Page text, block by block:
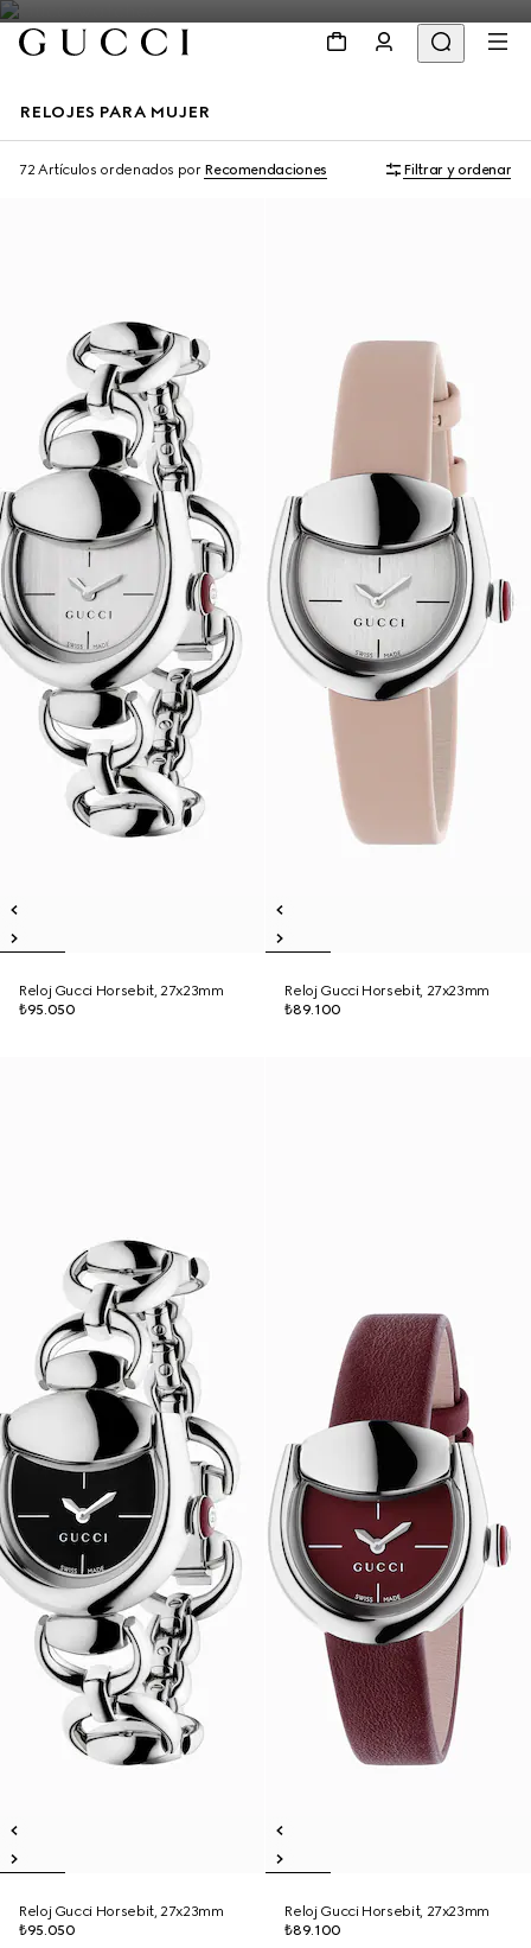
RELOJES PARA MUJER
72 Artículos ordenados por Recomendaciones Filtrar y ordenar
Reloj Gucci Horsebit, 27x23mm
₺95.050
Reloj Gucci Horsebit, 27x23mm
₺89.100
Reloj Gucci Horsebit, 27x23mm
₺95.050
Reloj Gucci Horsebit, 27x23mm
₺89.100